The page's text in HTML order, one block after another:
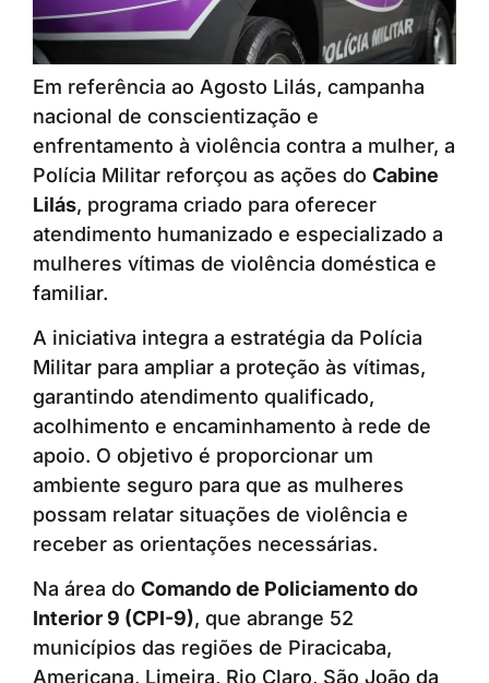
Em referência ao Agosto Lilás, campanha
nacional de conscientização e
enfrentamento à violência contra a mulher, a
Polícia Militar reforçou as ações do Cabine
Lilás, programa criado para oferecer
atendimento humanizado e especializado a
mulheres vítimas de violência doméstica e
familiar.
A iniciativa integra a estratégia da Polícia
Militar para ampliar a proteção às vítimas,
garantindo atendimento qualificado,
acolhimento e encaminhamento à rede de
apoio. O objetivo é proporcionar um
ambiente seguro para que as mulheres
possam relatar situações de violência e
receber as orientações necessárias.
Na área do Comando de Policiamento do
Interior 9 (CPI-9), que abrange 52
municípios das regiões de Piracicaba,
Americana, Limeira, Rio Claro, São João da